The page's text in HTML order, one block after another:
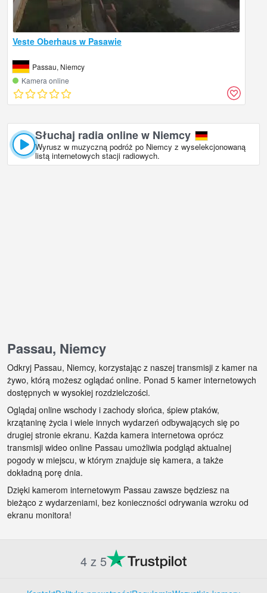
Veste Oberhaus w Pasawie
Passau, Niemcy
Kamera online
Słuchaj radia online w Niemcy
Wyrusz w muzyczną podróż po Niemcy z wyselekcjonowaną
listą internetowych stacji radiowych.
Passau, Niemcy
Odkryj Passau, Niemcy, korzystając z naszej transmisji z kamer na
żywo, którą możesz oglądać online. Ponad 5 kamer internetowych
dostępnych w wysokiej rozdzielczości.
Oglądaj online wschody i zachody słońca, śpiew ptaków,
krzątaninę życia i wiele innych wydarzeń odbywających się po
drugiej stronie ekranu. Każda kamera internetowa oprócz
transmisji wideo online Passau umożliwia podgląd aktualnej
pogody w miejscu, w którym znajduje się kamera, a także
dokładną porę dnia.
Dzięki kamerom internetowym Passau zawsze będziesz na
bieżąco z wydarzeniami, bez konieczności odrywania wzroku od
ekranu monitora!
4 z 5